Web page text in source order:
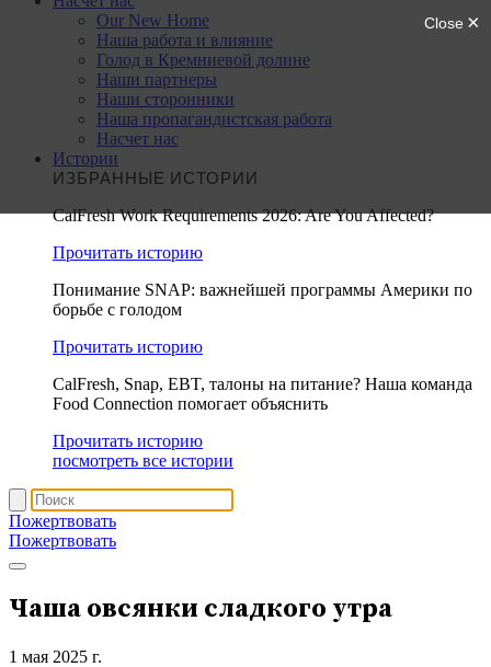
Our New Home
Наша работа и влияние
Голод в Кремниевой долине
Наши партнеры
Наши сторонники
Наша пропагандистская работа
Насчет нас
Истории
ИЗБРАННЫЕ ИСТОРИИ
CalFresh Work Requirements 2026: Are You Affected?
Прочитать историю
Понимание SNAP: важнейшей программы Америки по
борьбе с голодом
Прочитать историю
CalFresh, Snap, EBT, талоны на питание? Наша команда
Food Connection помогает объяснить
Прочитать историю
посмотреть все истории
Пожертвовать
Пожертвовать
Чаша овсянки сладкого утра
1 мая 2025 г.